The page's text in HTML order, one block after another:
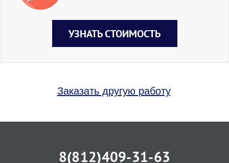
УЗНАТЬ СТОИМОСТЬ
Заказать другую работу
8(812)409-31-63